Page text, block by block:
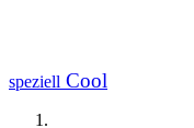
speziell Cool